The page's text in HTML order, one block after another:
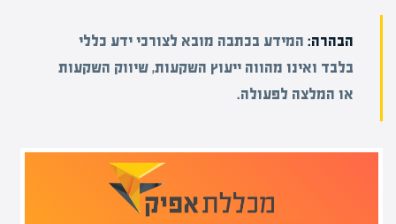
הבהרה: המידע בכתבה מובא לצורכי ידע כללי
בלבד ואינו מהווה ייעוץ השקעות, שיווק השקעות
או המלצה לפעולה.